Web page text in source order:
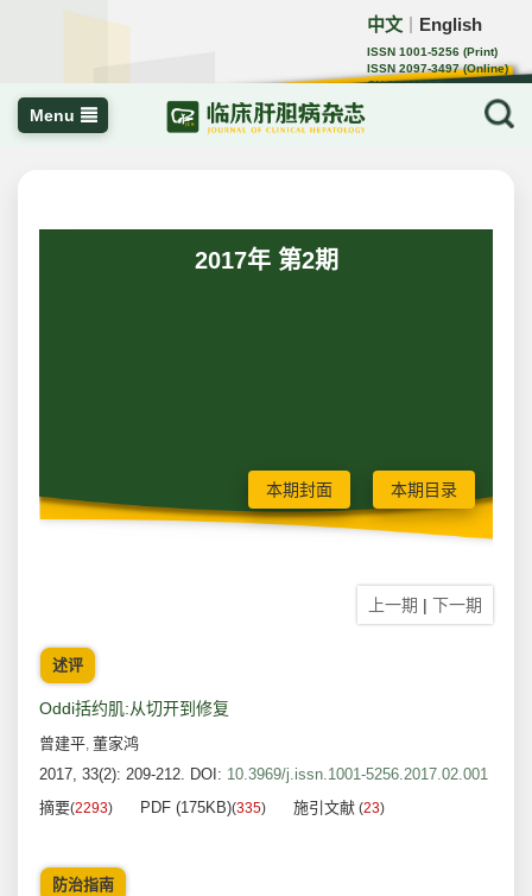
中文 English
ISSN 1001-5256 (Print)
ISSN 2097-3497 (Online)
CN 22-1108/R
Menu
2017年 第2期
本期封面 本期目录
上一期 | 下一期
述评
Oddi括约肌:从切开到修复
曾建平, 董家鸿
2017, 33(2): 209-212. DOI: 10.3969/j.issn.1001-5256.2017.02.001
摘要(2293) PDF (175KB)(335) 施引文献 (23)
防治指南